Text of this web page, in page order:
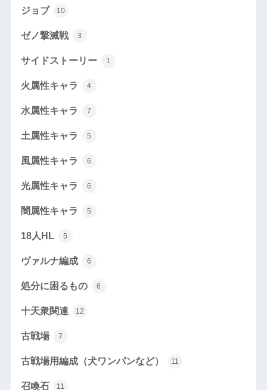
ジョブ 10
ゼノ撃滅戦 3
サイドストーリー 1
火属性キャラ 4
水属性キャラ 7
土属性キャラ 5
風属性キャラ 6
光属性キャラ 6
闇属性キャラ 5
18人HL 5
ヴァルナ編成 6
処分に困るもの 6
十天衆関連 12
古戦場 7
古戦場用編成（犬ワンパンなど） 11
召喚石 11